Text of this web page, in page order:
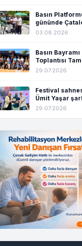
Basın
gününde
03.08.2026
Basın
Toplantısı
29.07.2026
Festival
Ümit Yaşar
29.07.2026